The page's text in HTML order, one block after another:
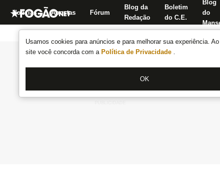
Usamos cookies para anúncios e para melhorar sua experiência.
site você concorda com a Política de Privacidade .
OK
Notícias Apostas Fórum
Blog da
Redação
Boletim
do C.E.
Blog
do